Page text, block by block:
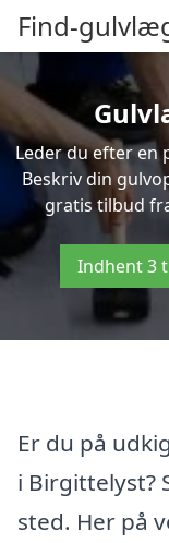
Find-
Leder du efter en
Beskriv din
gratis tilbud
Indhent 3
Er du på
i Birgittelyst?
sted. Her på